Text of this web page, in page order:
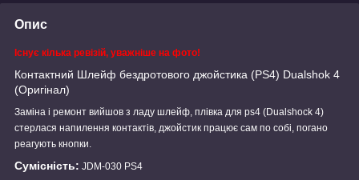
Опис
Існує кілька ревізій, уважніше на фото!
Контактний Шлейф бездротового джойстика (PS4) Dualshok 4
(Оригінал)
Заміна і ремонт вийшов з ладу шлейф, плівка для ps4 (Dualshock 4)
стерлася напилення контактів, джойстик працює сам по собі, погано
реагують кнопки.
Сумісність: JDM-030 PS4